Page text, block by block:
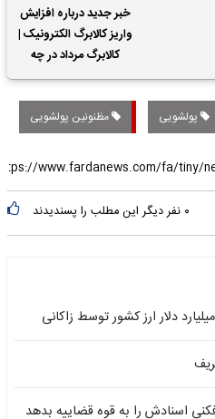
خبر جدید درباره افزایش
واریز کالابرگ الکترونیک |
کالابرگ مرداد در چه
تاریخی واریز خواهد شد؟
پولشویی مظنونین پولشویی
۰ نفر دیگر این مطلب را پسندیدند
اسنادش را به قوه قضاییه بدهد